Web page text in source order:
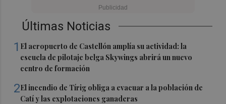
Últimas Noticias
1 El aeropuerto de Castellón amplía su actividad: la
escuela de pilotaje belga Skywings abrirá un nuevo
centro de formación
2El incendio de Tírig obliga a evacuar a la población de
Catí y las explotaciones ganaderas